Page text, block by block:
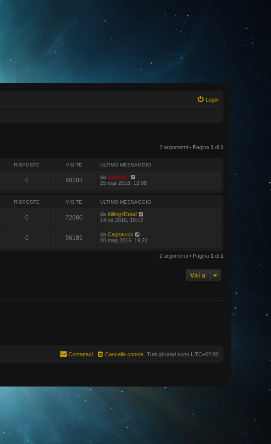
Login
2 argomenti • Pagina 1 di 1
RISPOSTE VISITE ULTIMO MESSAGGIO
0 90203 da Asder17
25 mar 2016, 12:08
RISPOSTE VISITE ULTIMO MESSAGGIO
0 72060 da Killing4Dead
14 ott 2016, 19:12
0 96189 da Cagnaccio
20 mag 2016, 19:22
2 argomenti • Pagina 1 di 1
Vai a
Tutti gli orari sono UTC+02:00
Cancella cookie
Contattaci